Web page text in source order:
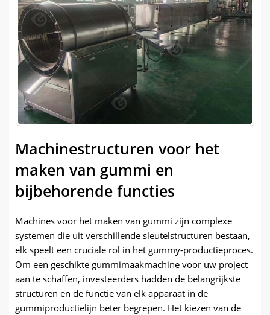
Machinestructuren voor het
maken van gummi en
bijbehorende functies
Machines voor het maken van gummi zijn complexe
systemen die uit verschillende sleutelstructuren bestaan,
elk speelt een cruciale rol in het gummy-productieproces.
Om een ​​geschikte gummimaakmachine voor uw project
aan te schaffen, investeerders hadden de belangrijkste
structuren en de functie van elk apparaat in de
gummiproductielijn beter begrepen. Het kiezen van de